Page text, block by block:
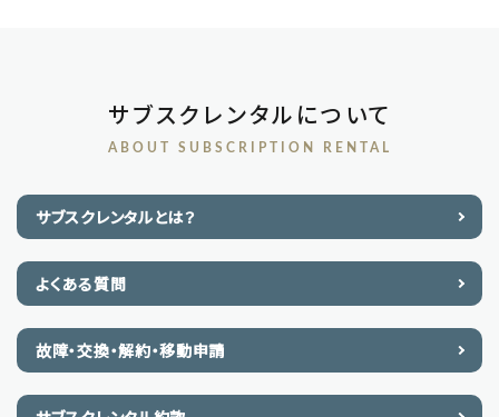
サブスクレンタルについて
ABOUT SUBSCRIPTION RENTAL
サブスクレンタルとは？
よくある質問
故障・交換・解約・移動申請